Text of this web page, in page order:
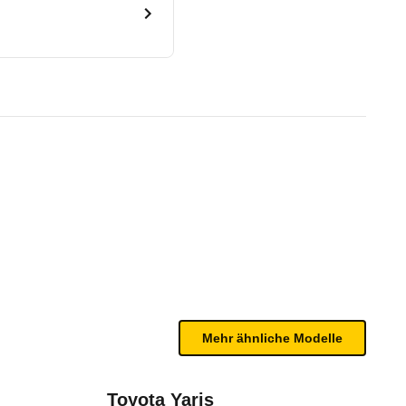
Fahrzeug.
sind, entnehmen Sie bitte dem Rückruf, da
geworden, dennoch zeigt er
- 2020)
Toyota Yaris
Mehr ähnliche Modelle